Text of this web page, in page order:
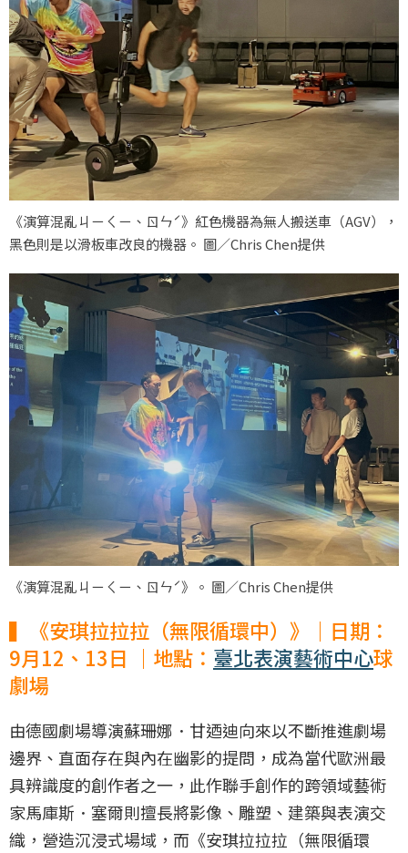
《演算混亂ㄐㄧㄑㄧ、ㄖㄣˊ》紅色機器為無人搬送車（AGV），
黑色則是以滑板車改良的機器。 圖／Chris Chen提供
《演算混亂ㄐㄧㄑㄧ、ㄖㄣˊ》。 圖／Chris Chen提供
▍《安琪拉拉拉（無限循環中）》｜日期：
9月12、13日 ｜地點： 臺北表演藝術中心球
劇場
由德國劇場導演蘇珊娜．甘迺迪向來以不斷推進劇場
邊界、直面存在與內在幽影的提問，成為當代歐洲最
具辨識度的創作者之一，此作聯手創作的跨領域藝術
家馬庫斯．塞爾則擅長將影像、雕塑、建築與表演交
織，營造沉浸式場域，而《安琪拉拉拉（無限循環